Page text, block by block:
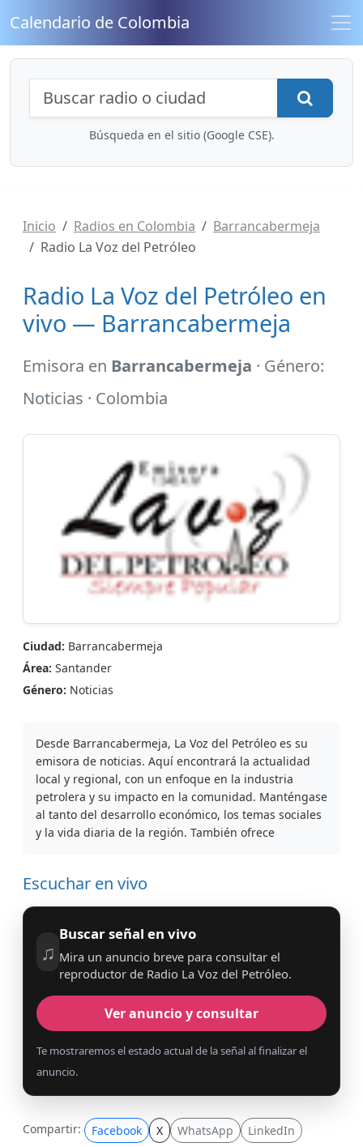
Calendario de Colombia
Búsqueda de radios y contenidos
Búsqueda en el sitio (Google CSE).
Inicio Radios en Colombia
Barrancabermeja
Radio La Voz del Petróleo
Radio La Voz del Petróleo en
vivo — Barrancabermeja
Emisora en Barrancabermeja · Género:
Noticias · Colombia
Ciudad: Barrancabermeja
Área: Santander
Género: Noticias
Desde Barrancabermeja, La Voz del Petróleo es su
emisora de noticias. Aquí encontrará la actualidad
local y regional, con un enfoque en la industria
petrolera y su impacto en la comunidad. Manténgase
al tanto del desarrollo económico, los temas sociales
y la vida diaria de la región. También ofrece
Escuchar en vivo
♫
Buscar señal en vivo
Mira un anuncio breve para consultar el
reproductor de Radio La Voz del Petróleo.
Ver anuncio y consultar
Te mostraremos el estado actual de la señal al finalizar el
anuncio.
Compartir: Facebook X WhatsApp LinkedIn